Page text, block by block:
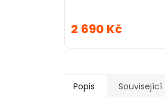
2 690 Kč
Popis